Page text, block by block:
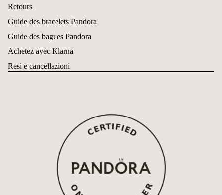
Retours
Guide des bracelets Pandora
Guide des bagues Pandora
Achetez avec Klarna
Resi e cancellazioni